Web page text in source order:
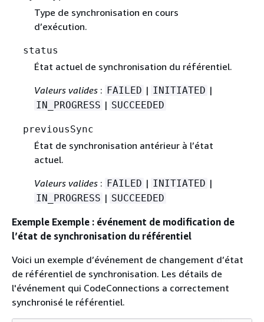
Type de synchronisation en cours
d’exécution.
status
État actuel de synchronisation du référentiel.
Valeurs valides: FAILED | INITIATED |
IN_PROGRESS | SUCCEEDED
previousSync
État de synchronisation antérieur à l’état
actuel.
Valeurs valides: FAILED | INITIATED |
IN_PROGRESS | SUCCEEDED
Exemple Exemple : événement de modification de
l’état de synchronisation du référentiel
Voici un exemple d’événement de changement d’état
de référentiel de synchronisation. Les détails de
l'événement qui CodeConnections a correctement
synchronisé le référentiel.